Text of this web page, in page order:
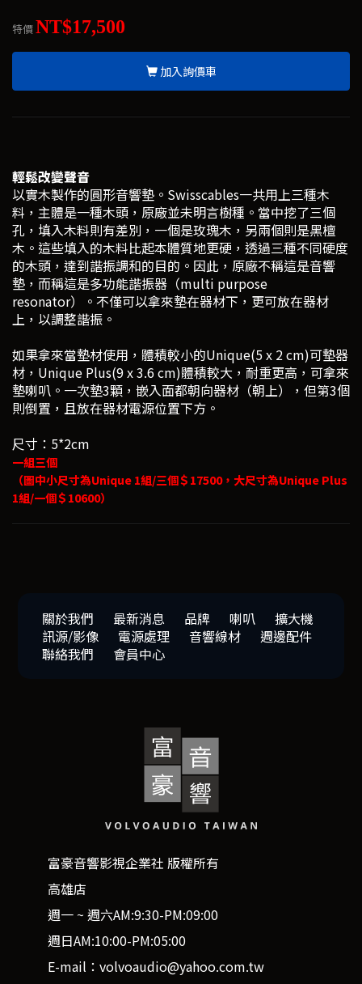
特價NT$17,500
加入詢價車
輕鬆改變聲音
以實木製作的圓形音響墊。Swisscables一共用上三種木
料，主體是一種木頭，原廠並未明言樹種。當中挖了三個
孔，填入木料則有差別，一個是玫瑰木，另兩個則是黑檀
木。這些填入的木料比起本體質地更硬，透過三種不同硬度
的木頭，達到諧振調和的目的。因此，原廠不稱這是音響
墊，而稱這是多功能諧振器（multi purpose
resonator）。不僅可以拿來墊在器材下，更可放在器材
上，以調整諧振。
如果拿來當墊材使用，體積較小的Unique(5 x 2 cm)可墊器
材，Unique Plus(9 x 3.6 cm)體積較大，耐重更高，可拿來
墊喇叭。一次墊3顆，嵌入面都朝向器材（朝上），但第3個
則倒置，且放在器材電源位置下方。
尺寸：5*2cm
一組三個
（圖中小尺寸為Unique 1組/三個＄17500，大尺寸為Unique Plus
1組/一個＄10600）
關於我們 最新消息 品牌 喇叭
擴大機
訊源/影像
電源處理 音響線材
週邊配件
聯絡我們
會員中心
富豪音響影視企業社 版權所有
高雄店
週一 ~ 週六AM:9:30-PM:09:00
週日AM:10:00-PM:05:00
E-mail：volvoaudio@yahoo.com.tw